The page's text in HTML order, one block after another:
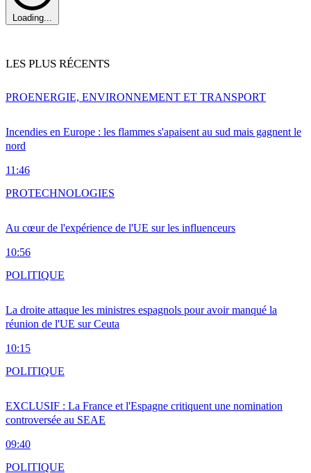
Loading...
LES PLUS RÉCENTS
Incendies en Europe : les flammes s'apaisent au sud mais gagnent le
nord
11:46
PROENERGIE, ENVIRONNEMENT ET TRANSPORT
Au cœur de l'expérience de l'UE sur les influenceurs
10:56
PROTECHNOLOGIES
La droite attaque les ministres espagnols pour avoir manqué la
réunion de l'UE sur Ceuta
10:15
POLITIQUE
EXCLUSIF : La France et l'Espagne critiquent une nomination
controversée au SEAE
09:40
POLITIQUE
POLITIQUE